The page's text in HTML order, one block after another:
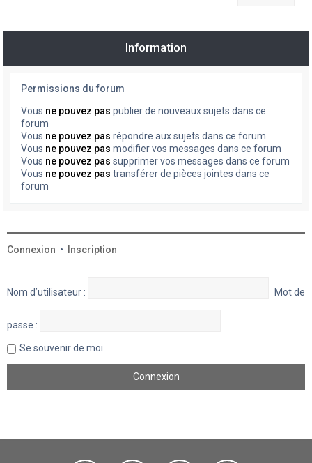
Information
Permissions du forum
Vous ne pouvez pas publier de nouveaux sujets dans ce
forum
Vous ne pouvez pas répondre aux sujets dans ce forum
Vous ne pouvez pas modifier vos messages dans ce forum
Vous ne pouvez pas supprimer vos messages dans ce forum
Vous ne pouvez pas transférer de pièces jointes dans ce
forum
Connexion • Inscription
Nom d’utilisateur : Mot de
passe :
Se souvenir de moi